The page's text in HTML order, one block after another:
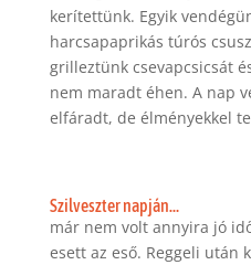
kerítettünk. Egyik
harcsapaprikás túrós
grilleztünk csevapcsicsát
nem maradt éhen. A nap
elfáradt, de élményekkel
Szilveszter napján…
már nem volt annyira jó
esett az eső. Reggeli után